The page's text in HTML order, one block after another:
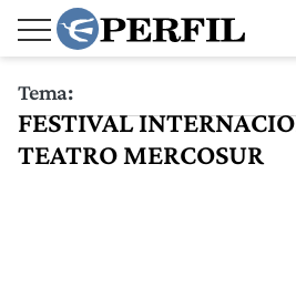
Tema:
FESTIVAL
TEATRO MERCOSUR